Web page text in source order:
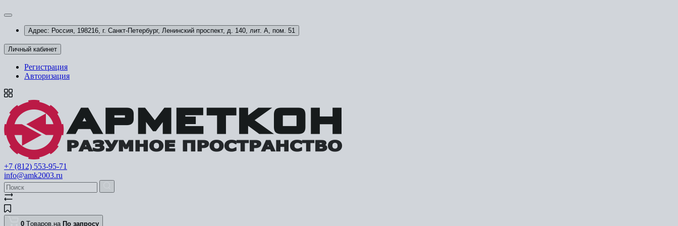
Адрес: Россия, 198216, г. Санкт-Петербург, Ленинский проспект, д. 140, лит. А, пом. 51
Личный кабинет
Регистрация
Авторизация
+7 (812) 553-95-71
info@amk2003.ru
0 Tоваров,на По запросу